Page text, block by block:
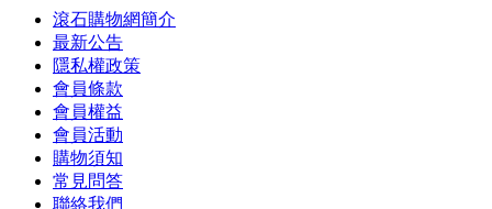
滾石購物網簡介
最新公告
隱私權政策
會員條款
會員權益
會員活動
購物須知
常見問答
聯絡我們